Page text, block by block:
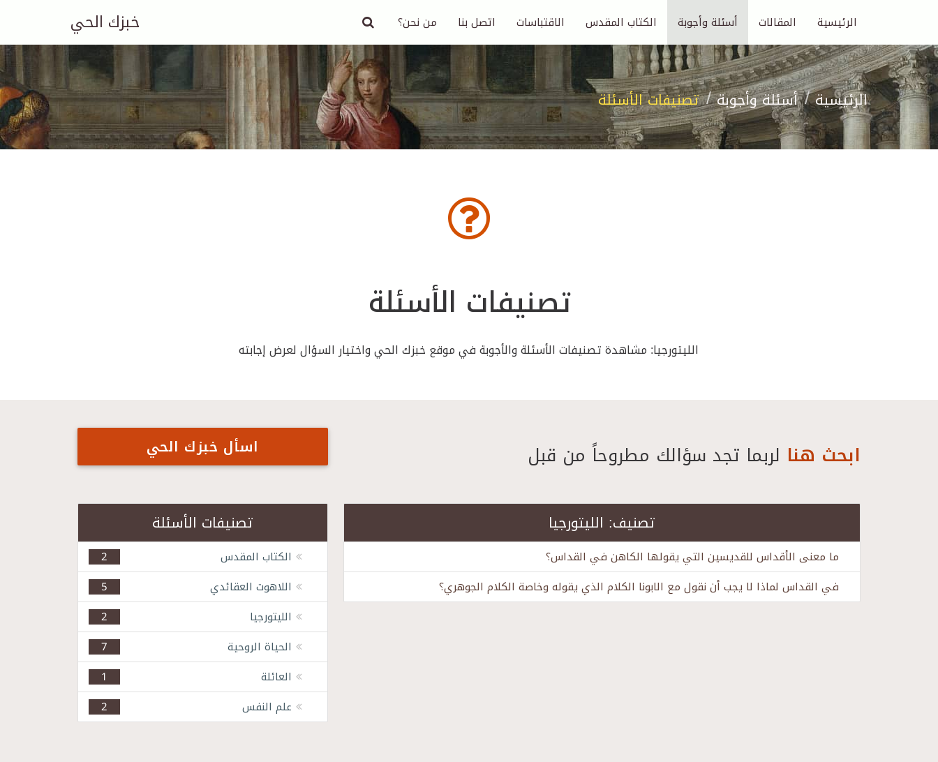
خبزك الحي من نحن؟ اتصل بنا الاقتباسات الكتاب المقدس أسئلة وأجوبة المقالات الرئيسية
الرئيسية أسئلة وأجوبة تصنيفات الأسئلة
تصنيفات الأسئلة
الليتورجيا: مشاهدة تصنيفات الأسئلة والأجوبة في موقع خبزك الحي واختيار السؤال لعرض إجابته
ابحث هنا لربما تجد سؤالك مطروحاً من قبل اسأل خبزك الحي
تصنيف: الليتورجيا
ما معنى الأقداس للقديسين التي يقولها الكاهن في القداس؟
في القداس لماذا لا يجب أن نقول مع الابونا الكلام الذي يقوله وخاصة الكلام الجوهري؟
تصنيفات الأسئلة
الكتاب المقدس
2
اللاهوت العقائدي
5
الليتورجيا
2
الحياة الروحية
7
العائلة
1
علم النفس
2